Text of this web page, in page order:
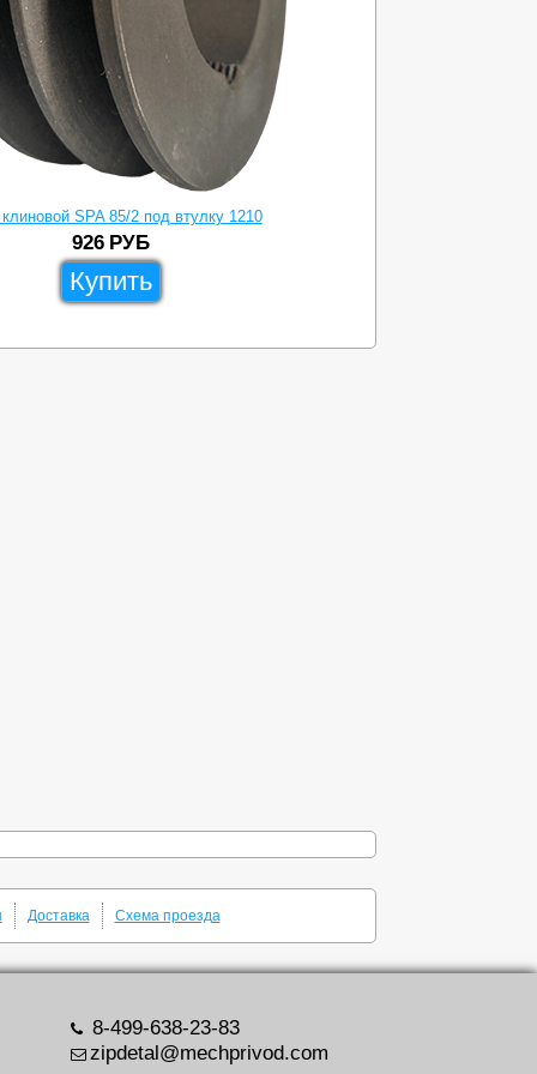
клиновой SPA 85/2 под втулку 1210
926 РУБ
Купить
Доставка Схема проезда
8-499-638-23-83
zipdetal@mechprivod.com